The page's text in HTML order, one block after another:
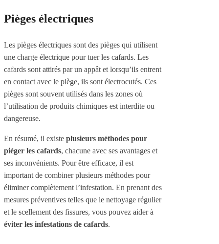
Pièges électriques
Les pièges électriques sont des pièges qui utilisent
une charge électrique pour tuer les cafards. Les
cafards sont attirés par un appât et lorsqu’ils entrent
en contact avec le piège, ils sont électrocutés. Ces
pièges sont souvent utilisés dans les zones où
l’utilisation de produits chimiques est interdite ou
dangereuse.
En résumé, il existe plusieurs méthodes pour
piéger les cafards, chacune avec ses avantages et
ses inconvénients. Pour être efficace, il est
important de combiner plusieurs méthodes pour
éliminer complètement l’infestation. En prenant des
mesures préventives telles que le nettoyage régulier
et le scellement des fissures, vous pouvez aider à
éviter les infestations de cafards.